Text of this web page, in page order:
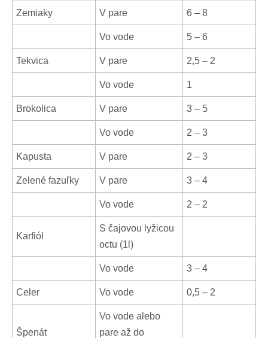
Zemiaky V pare 6 – 8
Vo vode 5 – 6
Tekvica V pare 2,5 – 2
Vo vode 1
Brokolica V pare 3 – 5
Vo vode 2 – 3
Kapusta V pare 2 – 3
Zelené fazuľky V pare 3 – 4
Vo vode 2 – 2
Karfiól
S čajovou lyžicou
octu (1l)
Vo vode 3 – 4
Celer Vo vode 0,5 – 2
Špenát
Vo vode alebo
pare až do